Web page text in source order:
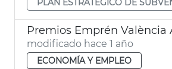
Premios Emprén València
modificado hace 1 año
ECONOMÍA Y EMPLEO